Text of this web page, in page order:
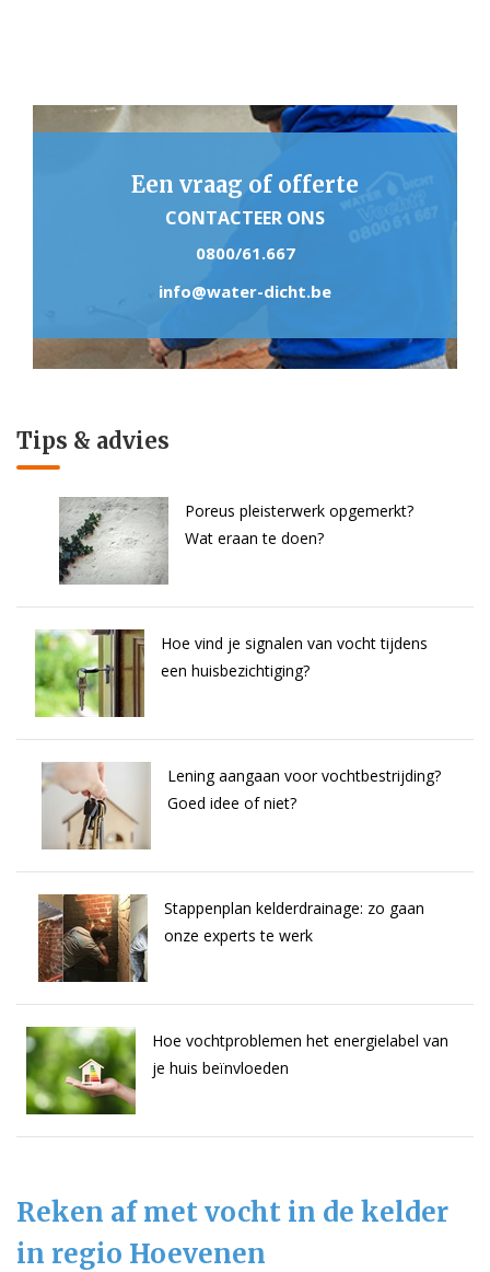
Een vraag of offerte
CONTACTEER ONS
0800/61.667
info@water-dicht.be
Tips & advies
Poreus pleisterwerk opgemerkt?
Wat eraan te doen?
Hoe vind je signalen van vocht tijdens
een huisbezichtiging?
Lening aangaan voor vochtbestrijding?
Goed idee of niet?
Stappenplan kelderdrainage: zo gaan
onze experts te werk
Hoe vochtproblemen het energielabel van
je huis beïnvloeden
Reken af met vocht in de kelder
in regio Hoevenen